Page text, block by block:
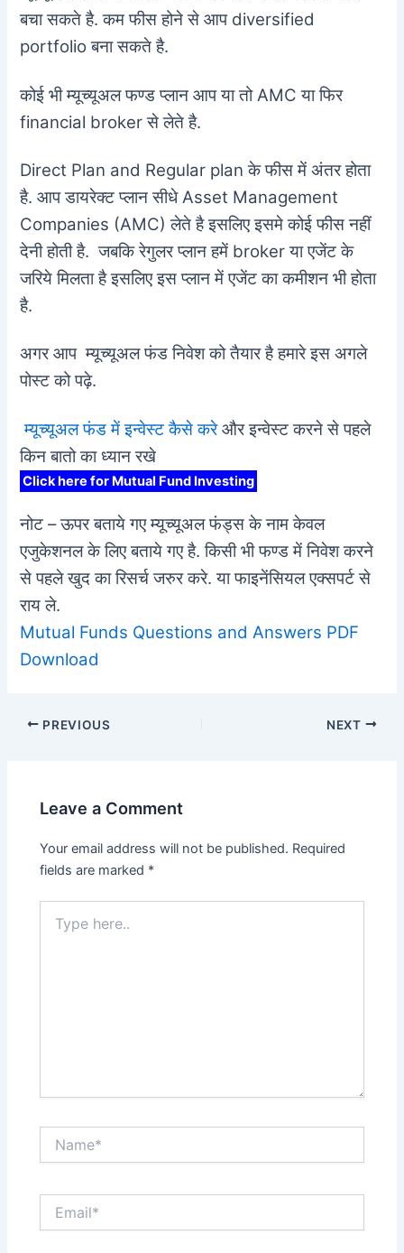
बचा सकते है. कम फीस होने से आप diversified
portfolio बना सकते है.
कोई भी म्यूच्यूअल फण्ड प्लान आप या तो AMC या फिर
financial broker से लेते है.
Direct Plan and Regular plan के फीस में अंतर होता
है. आप डायरेक्ट प्लान सीधे Asset Management
Companies (AMC) लेते है इसलिए इसमे कोई फीस नहीं
देनी होती है. जबकि रेगुलर प्लान हमें broker या एजेंट के
जरिये मिलता है इसलिए इस प्लान में एजेंट का कमीशन भी होता
है.
अगर आप म्यूच्यूअल फंड निवेश को तैयार है हमारे इस अगले
पोस्ट को पढ़े.
म्यूच्यूअल फंड में इन्वेस्ट कैसे करेऔर इन्वेस्ट करने से पहले
किन बातो का ध्यान रखे
Click here for Mutual Fund Investing
नोट – ऊपर बताये गए म्यूच्यूअल फंड्स के नाम केवल
एजुकेशनल के लिए बताये गए है. किसी भी फण्ड में निवेश करने
से पहले खुद का रिसर्च जरुर करे. या फाइनेंसियल एक्सपर्ट से
राय ले.
Mutual Funds Questions and Answers PDF
Download
Post
PREVIOUS NEXT
Leave a Comment
Your email address will not be published. Required
fields are marked *
here..